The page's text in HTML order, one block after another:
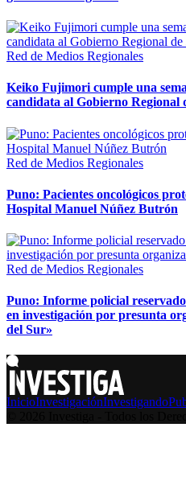
Red de Medios Regionales
Keiko Fujimori cumple una
candidata al Gobierno Regional
Red de Medios Regionales
Puno: Pacientes oncológicos
Hospital Manuel Núñez Butrón
Red de Medios Regionales
Puno: Informe policial
en investigación por presunta
del Sur»
InicioInvestigaciónInvestigando